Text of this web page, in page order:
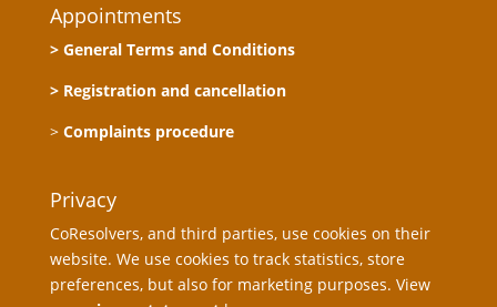
Appointments
> General Terms and Conditions
> Registration and cancellation
> Complaints procedure
Privacy
CoResolvers, and third parties, use cookies on their
website. We use cookies to track statistics, store
preferences, but also for marketing purposes. View